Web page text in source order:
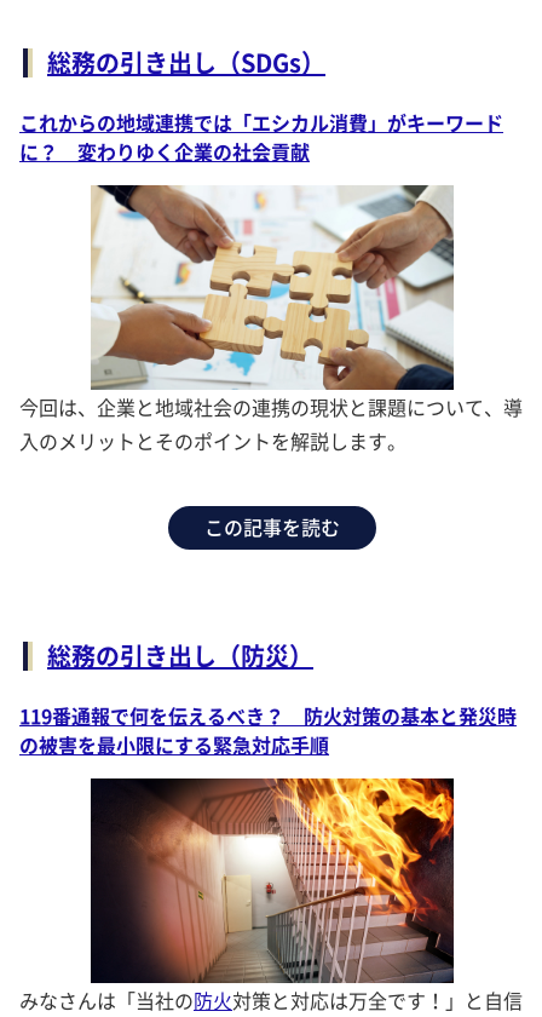
総務の引き出し（SDGs）
これからの地域連携では「エシカル消費」がキーワード
に？ 変わりゆく企業の社会貢献
今回は、企業と地域社会の連携の現状と課題について、導
入のメリットとそのポイントを解説します。
この記事を読む
総務の引き出し（防災）
119番通報で何を伝えるべき？ 防火対策の基本と発災時
の被害を最小限にする緊急対応手順
みなさんは「当社の防火対策と対応は万全です！」と自信